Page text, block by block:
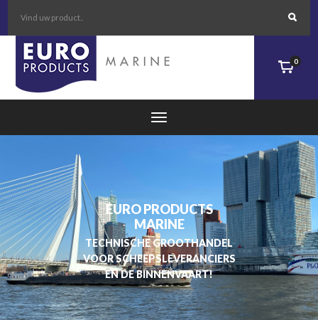
0
EURO PRODUCTS
MARINE
TECHNISCHE GROOTHANDEL
VOOR SCHEEPSLEVERANCIERS
EN DE BINNENVAART!